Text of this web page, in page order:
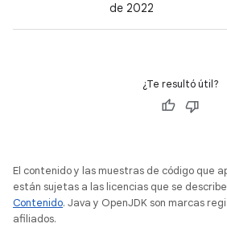
de 2022
¿Te resultó útil?
El contenido y las muestras de código que
están sujetas a las licencias que se
Contenido. Java y OpenJDK son marcas
afiliados.